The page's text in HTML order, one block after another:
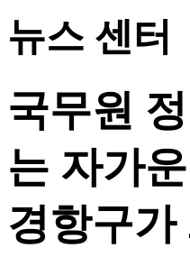
뉴스 센터
국무원
는 자가
경항구가